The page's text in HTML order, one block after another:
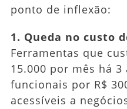
ponto de inflexão:
1. Queda no custo
Ferramentas que
15.000 por mês há
funcionais por R$
acessíveis a